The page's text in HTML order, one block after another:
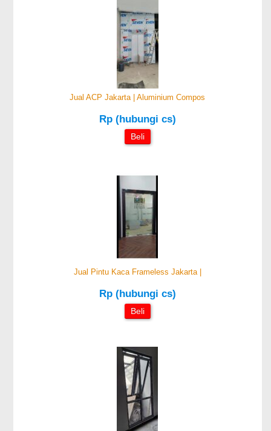
Jual ACP Jakarta | Aluminium Compos
Rp (hubungi cs)
Beli
Jual Pintu Kaca Frameless Jakarta |
Rp (hubungi cs)
Beli